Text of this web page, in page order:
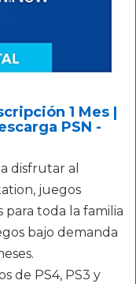
1 Mes |
PSN -
disfrutar al
juegos
toda la familia
bajo demanda
de PS4, PS3 y